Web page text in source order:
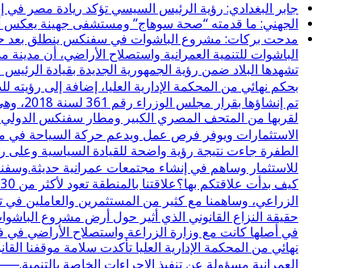
جابر البغدادي: رؤية الرئيس السيسي تؤكد ريادة مصر في
الجهني: ما قدمته “صحة سوهاج” ومستشفى جهينة يعكس
مدحت بركات: مشروع الباشوات في سفنكس ينطلق بعد
الباشوات للتنمية العمرانية واستصلاح الأراضي، أن
تشهدها البلاد ضمن رؤية الجمهورية الجديدة بقيادة
بحكم نهائي من المحكمة الإدارية العليا، إضافة إلى
لقربها من المتحف المصري الكبير ومطار سفنكس
الاستثمارات ويوفر فرص عمل ويدعم حركة السياحة
الطفرة جاءت نتيجة رؤية واضحة للقيادة السياسية وعلى
للاستثمار وساهم في إنشاء مجتمعات عمرانية
الزراعي، وساهمنا مع كثير من المستثمرين والعاملين
حقيقة النزاع القانوني الذي أثير حول أرض مشروع
نهائي من المحكمة الإدارية العليا تأكدت سلامة موقفنا